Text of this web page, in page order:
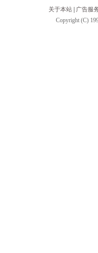
关于本站 | 广告服
Copyright (C)